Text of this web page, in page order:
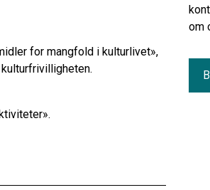
for mangfold i kulturlivet»,
om